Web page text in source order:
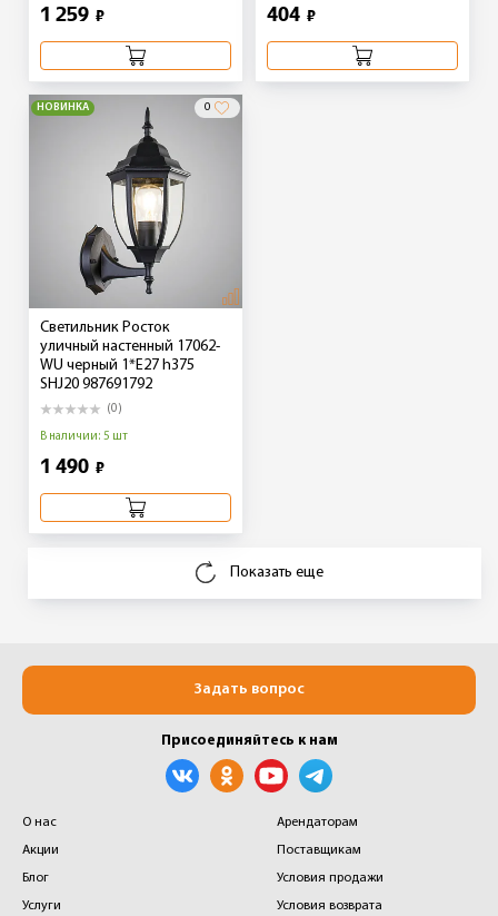
1 259 ₽ 404 ₽
НОВИНКА 0
Светильник Росток
уличный настенный 17062-
WU черный 1*E27 h375
SHJ20 987691792
(0)
В наличии: 5 шт
1 490 ₽
Показать еще
О нас
Акции
Блог
Услуги
Арендаторам
Поставщикам
Условия продажи
Условия возврата
Задать вопрос
Присоединяйтесь к нам